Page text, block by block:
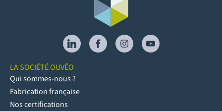
LA SOCIÉTÉ OUVÊO
Qui sommes-nous ?
Fabrication française
Nos certifications